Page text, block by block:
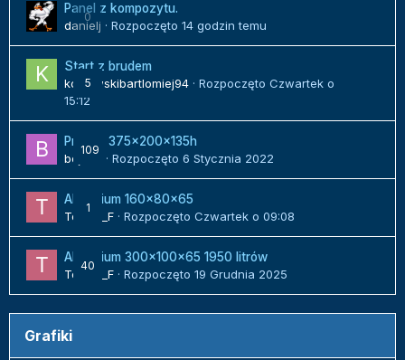
0
Panel z kompozytu.
danielj · Rozpoczęto 14 godzin temu
5
Start z brudem
kozlowskibartlomiej94 · Rozpoczęto Czwartek o
15:12
109
Projekt 375x200x135h
bojack
· Rozpoczęto 6 Stycznia 2022
1
Akwarium 160x80x65
Tomek_F · Rozpoczęto Czwartek o 09:08
40
Akwarium 300x100x65 1950 litrów
Tomek_F · Rozpoczęto 19 Grudnia 2025
Grafiki